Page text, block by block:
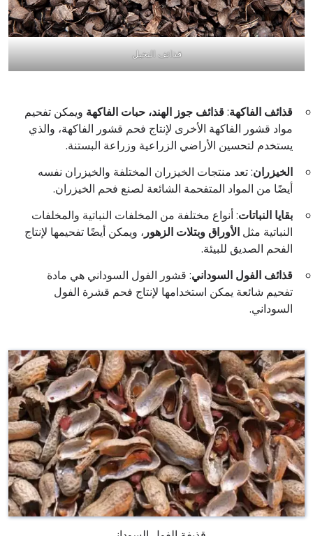
قذائف النخيل
قذائف الفاكهة:قذائف جوز الهند، حبات الفاكهة ويمكن تفحيم
مواد قشور الفاكهة الأخرى لإنتاج فحم قشور الفاكهة، والذي
يستخدم لتحسين الأراضي الزراعية وزراعة البستنة.
الخيزران: تعد منتجات الخيزران المختلفة والخيزران نفسه
أيضًا من المواد المتفحمة الشائعة لصنع فحم الخيزران.
بقايا النباتات: أنواع مختلفة من المخلفات النباتية والمخلفات
النباتية مثل الأوراق وبتلات الزهور، ويمكن أيضًا تفحيمها لإنتاج
الفحم الصديق للبيئة.
قذائف الفول السوداني: قشور الفول السوداني هي مادة
تفحيم شائعة يمكن استخدامها لإنتاج فحم قشرة الفول
السوداني.